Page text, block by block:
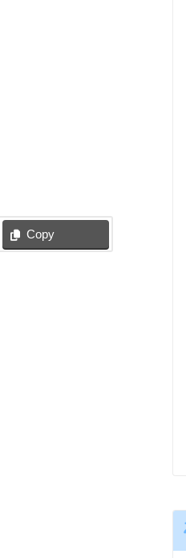
Copy